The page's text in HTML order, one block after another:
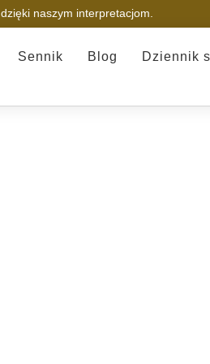
naszym interpretacjom.
Sennik Blog Dziennik